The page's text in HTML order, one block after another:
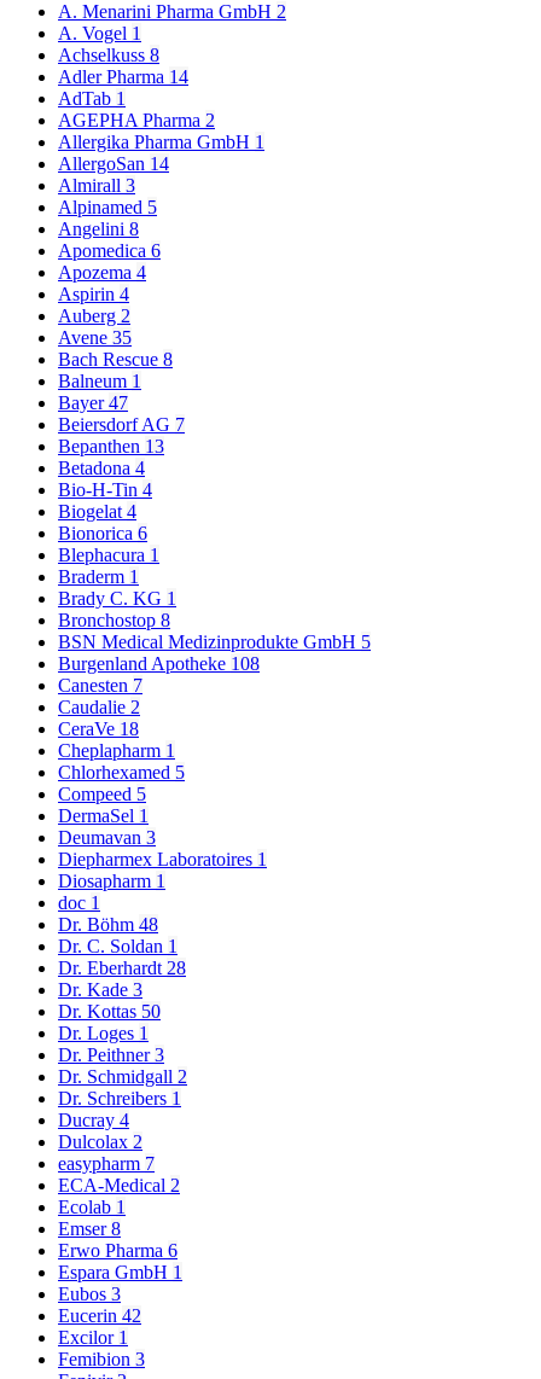
A. Menarini Pharma GmbH 2
A. Vogel 1
Achselkuss 8
Adler Pharma 14
AdTab 1
AGEPHA Pharma 2
Allergika Pharma GmbH 1
AllergoSan 14
Almirall 3
Alpinamed 5
Angelini 8
Apomedica 6
Apozema 4
Aspirin 4
Auberg 2
Avene 35
Bach Rescue 8
Balneum 1
Bayer47
Beiersdorf AG 7
Bepanthen 13
Betadona 4
Bio-H-Tin 4
Biogelat 4
Bionorica 6
Blephacura 1
Braderm 1
Brady C. KG 1
Bronchostop 8
BSN Medical Medizinprodukte GmbH 5
Burgenland Apotheke 108
Canesten 7
Caudalie 2
CeraVe 18
Cheplapharm 1
Chlorhexamed 5
Compeed 5
DermaSel 1
Deumavan 3
Diepharmex Laboratoires 1
Diosapharm 1
doc 1
Dr. Böhm 48
Dr. C. Soldan 1
Dr. Eberhardt 28
Dr. Kade 3
Dr. Kottas 50
Dr. Loges 1
Dr. Peithner3
Dr. Schmidgall 2
Dr. Schreibers 1
Ducray 4
Dulcolax 2
easypharm 7
ECA-Medical 2
Ecolab 1
Emser8
Erwo Pharma 6
Espara GmbH 1
Eubos 3
Eucerin 42
Excilor 1
Femibion 3